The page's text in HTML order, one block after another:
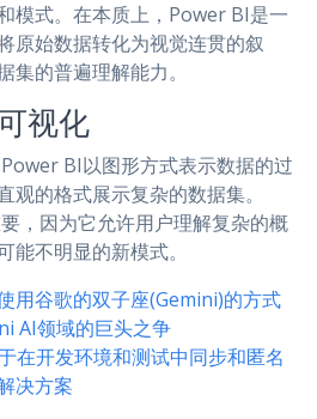
模式。在本质上，Power BI是一
原始数据转化为视觉连贯的叙
集的普遍理解能力。
视化
BI以图形方式表示数据的过
观的格式展示复杂的数据集。
，因为它允许用户理解复杂的概
能不明显的新模式。
用谷歌的双子座(Gemini)的方式
AI领域的巨头之争
在开发环境和测试中同步和匿名
决方案